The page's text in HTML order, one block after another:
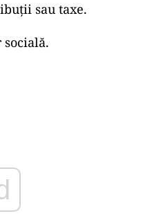
sau taxe.
socială.